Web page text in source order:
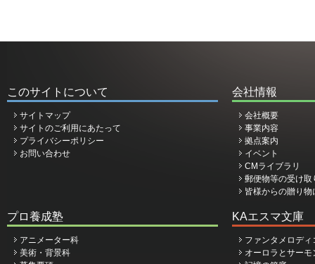
このサイトについて
サイトマップ
サイトのご利用にあたって
プライバシーポリシー
お問い合わせ
会社情報
会社概要
事業内容
拠点案内
イベント
CMライブラリ
郵便物等の受け取
皆様からの贈り
プロ養成塾
アニメーター科
美術・背景科
KAエスマ文庫
ファンタメロデ
オーロラとサーモ